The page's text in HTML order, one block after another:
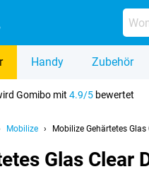
Handy Zubehör
Gomibo mit4.9/5 bewertet
Mobilize Mobilize Gehärtetes
Glas Clear